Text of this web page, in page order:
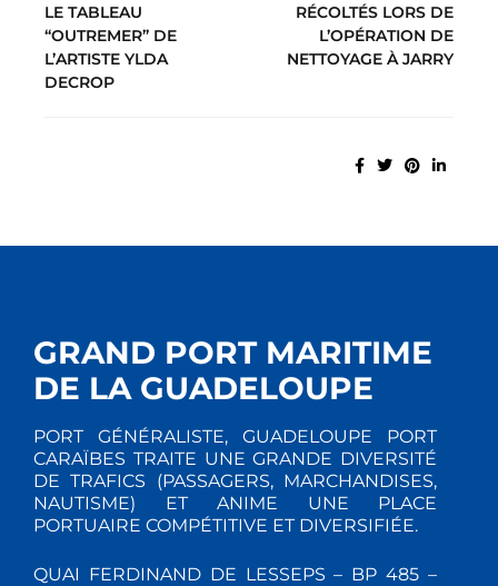
LE TABLEAU
“OUTREMER” DE
L’ARTISTE YLDA
DECROP
RÉCOLTÉS LORS DE
L’OPÉRATION DE
NETTOYAGE À JARRY
GRAND PORT MARITIME
DE LA GUADELOUPE
PORT GÉNÉRALISTE, GUADELOUPE PORT
CARAÏBES TRAITE UNE GRANDE DIVERSITÉ
DE TRAFICS (PASSAGERS, MARCHANDISES,
NAUTISME) ET ANIME UNE PLACE
PORTUAIRE COMPÉTITIVE ET DIVERSIFIÉE.
QUAI FERDINAND DE LESSEPS – BP 485 –